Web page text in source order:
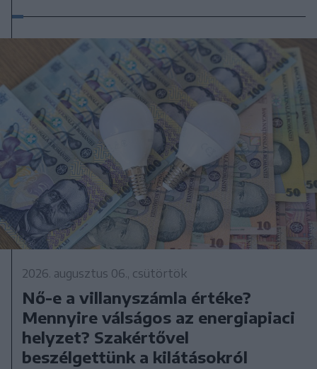
2026. augusztus 06., csütörtök
Nő-e a villanyszámla értéke?
Mennyire válságos az energiapiaci
helyzet? Szakértővel
beszélgettünk a kilátásokról